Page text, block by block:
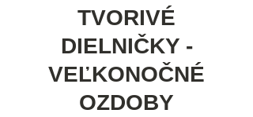
TVORIVÉ
DIELNIČKY -
VEĽKONOČNÉ
OZDOBY